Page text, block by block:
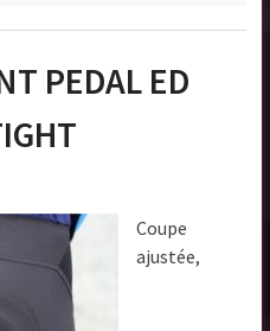
PEDAL ED
Coupe
ajustée,